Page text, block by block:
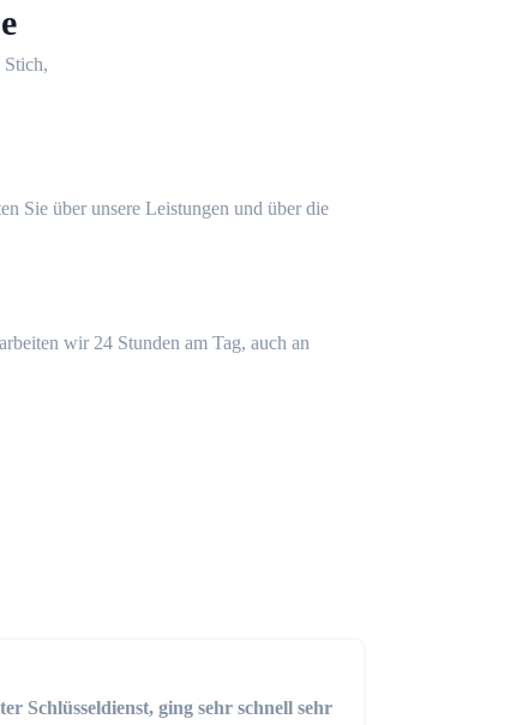
Stich,
Sie über unsere Leistungen und über die
wir 24 Stunden am Tag, auch an
Schlüsseldienst, ging sehr schnell sehr